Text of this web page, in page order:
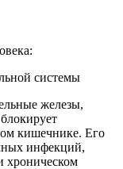
системы
железы,
кишечнике. Его
инфекций,
хроническом